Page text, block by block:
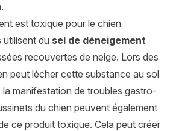
est toxique pour le chien
utilisent du sel de déneigement
recouvertes de neige. Lors des
peut lécher cette substance au sol
la manifestation de troubles gastro-
du chien peuvent également
ce produit toxique. Cela peut créer